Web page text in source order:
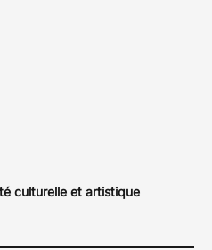
culturelle et artistique